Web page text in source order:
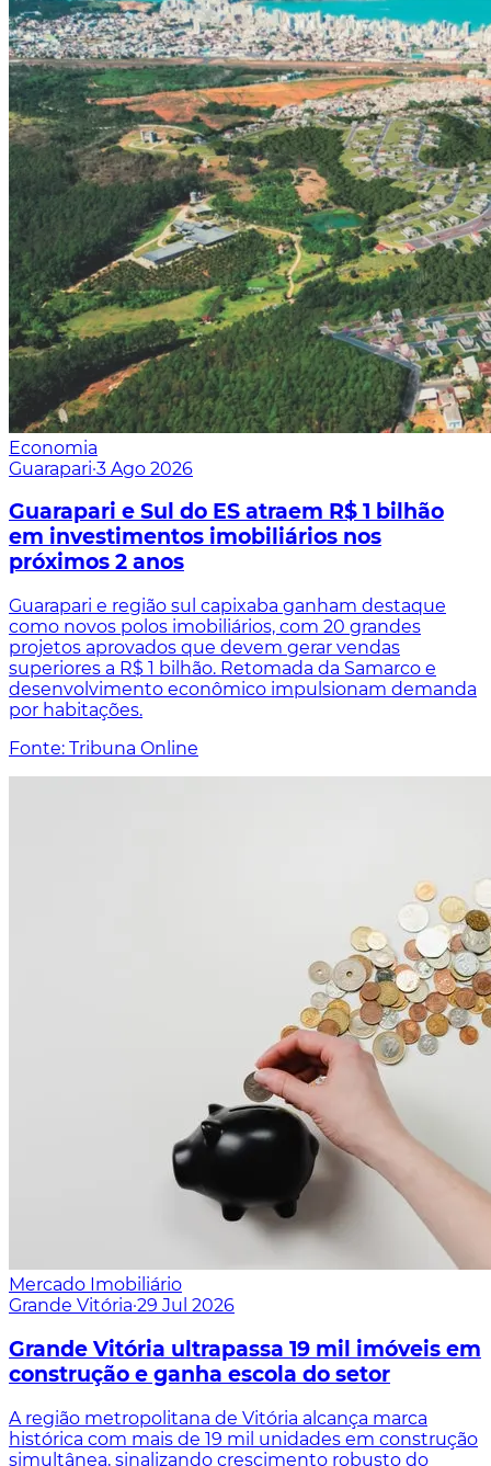
Economia
Guarapari·3 Ago 2026
Guarapari e Sul do ES atraem R$ 1 bilhão
em investimentos imobiliários nos
próximos 2 anos
Guarapari e região sul capixaba ganham destaque
como novos polos imobiliários, com 20 grandes
projetos aprovados que devem gerar vendas
superiores a R$ 1 bilhão. Retomada da Samarco e
desenvolvimento econômico impulsionam demanda
por habitações.
Fonte: Tribuna Online
Mercado Imobiliário
Grande Vitória·29 Jul 2026
Grande Vitória ultrapassa 19 mil imóveis em
construção e ganha escola do setor
A região metropolitana de Vitória alcança marca
histórica com mais de 19 mil unidades em construção
simultânea, sinalizando crescimento robusto do